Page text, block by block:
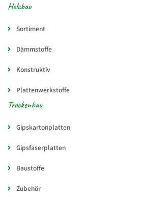
Holzbau
Sortiment
Dämmstoffe
Konstruktiv
Plattenwerkstoffe
Trockenbau
Gipskartonplatten
Gipsfaserplatten
Baustoffe
Zubehör